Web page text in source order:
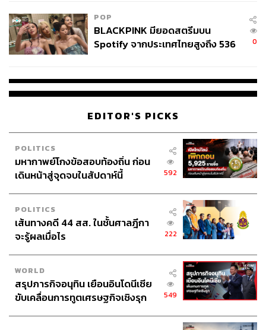
POP
BLACKPINK มียอดสตรีมบน
Spotify จากประเทศไทยสูงถึง 536
0
EDITOR'S PICKS
POLITICS
มหากาพย์โกงข้อสอบท้องถิ่น ก่อน
เดินหน้าสู่จุดจบในสัปดาห์นี้
592
POLITICS
เส้นทางคดี 44 สส. ในชั้นศาลฎีกา
จะรู้ผลเมื่อไร
222
WORLD
สรุปภารกิจอนุทิน เยือนอินโดนีเซีย
ขับเคลื่อนการทูตเศรษฐกิจเชิงรุก
549